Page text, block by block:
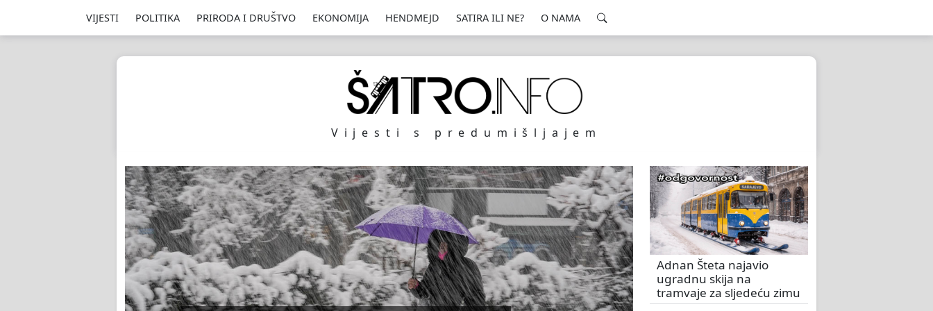
VIJESTI POLITIKA PRIRODA I DRUŠTVO EKONOMIJA HENDMEJD SATIRA ILI NE? O NAMA
Vijesti s predumišljajem
Adnan Šteta najavio
ugradnu skija na
tramvaje za sljedeću zimu